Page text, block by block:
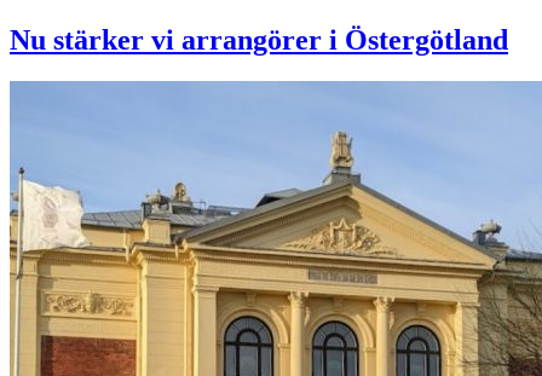
Nu stärker vi arrangörer i Östergötland